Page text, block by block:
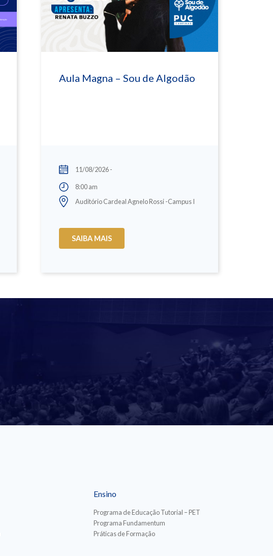
Aula Magna – Sou de Algodão
11/08/2026 -
8:00 am
Auditório Cardeal Agnelo Rossi -Campus I
SAIBA MAIS
Ensino
Programa de Educação Tutorial – PET
Programa Fundamentum
Práticas de Formação